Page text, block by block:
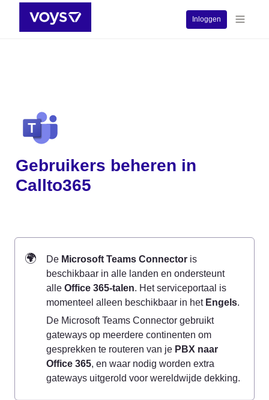
Inloggen
Gebruikers beheren in
Callto365
🌍 De Microsoft Teams Connector is
beschikbaar in alle landen en ondersteunt
alle Office 365-talen. Het serviceportaal is
momenteel alleen beschikbaar in het Engels.
De Microsoft Teams Connector gebruikt
gateways op meerdere continenten om
gesprekken te routeren van je PBX naar
Office 365, en waar nodig worden extra
gateways uitgerold voor wereldwijde dekking.